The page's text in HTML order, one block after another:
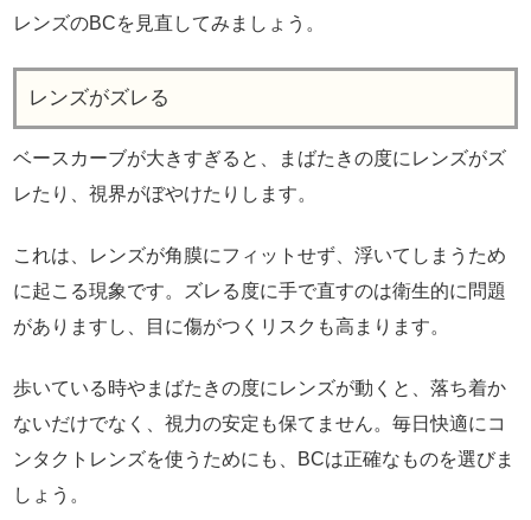
レンズのBCを見直してみましょう。
レンズがズレる
ベースカーブが大きすぎると、まばたきの度にレンズがズ
レたり、視界がぼやけたりします。
これは、レンズが角膜にフィットせず、浮いてしまうため
に起こる現象です。ズレる度に手で直すのは衛生的に問題
がありますし、目に傷がつくリスクも高まります。
歩いている時やまばたきの度にレンズが動くと、落ち着か
ないだけでなく、視力の安定も保てません。毎日快適にコ
ンタクトレンズを使うためにも、BCは正確なものを選びま
しょう。